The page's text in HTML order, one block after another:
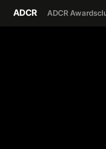
ADCR ADCR Awards